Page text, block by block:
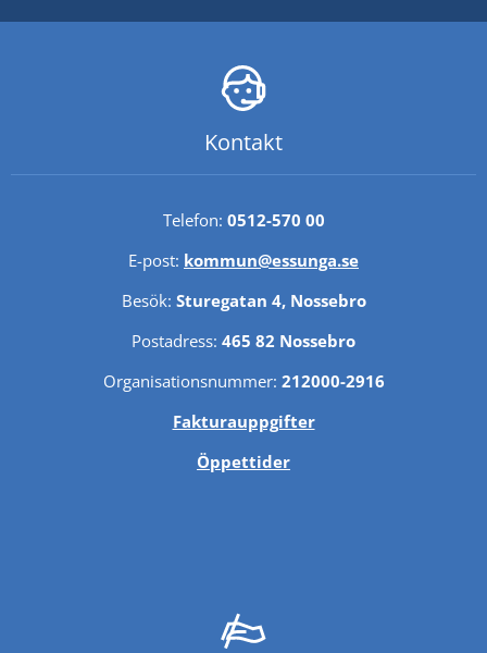
Kontakt
Telefon: 0512-570 00
E-post: kommun@essunga.se
Besök: Sturegatan 4, Nossebro
Postadress: 465 82 Nossebro
Organisationsnummer: 212000-2916
Fakturauppgifter
Öppettider